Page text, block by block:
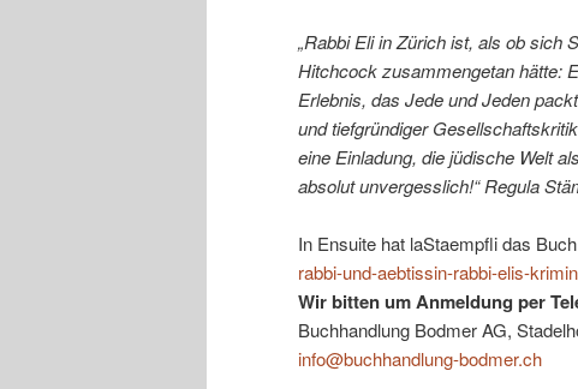
„Rabbi Eli in Zürich ist, als ob sich
Hitchcock zusammengetan hätte:
Erlebnis, das Jede und Jeden
und tiefgründiger
eine Einladung, die jüdische Welt
absolut unvergesslich!“ Regula
In Ensuite hat laStaempfli das
rabbi-und-aebtissin-rabbi-elis-
Wir bitten um Anmeldung per
Buchhandlung Bodmer AG,
info@buchhandlung-bodmer.ch